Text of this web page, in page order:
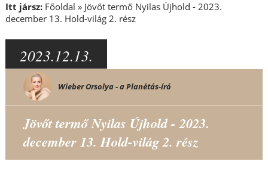
Itt jársz: Főoldal » Jövőt termő Nyilas Újhold - 2023.
december 13. Hold-világ 2. rész
2023.12.13.
Wieber Orsolya - a Planétás-író
Jövőt termő Nyilas Újhold - 2023.
december 13. Hold-világ 2. rész